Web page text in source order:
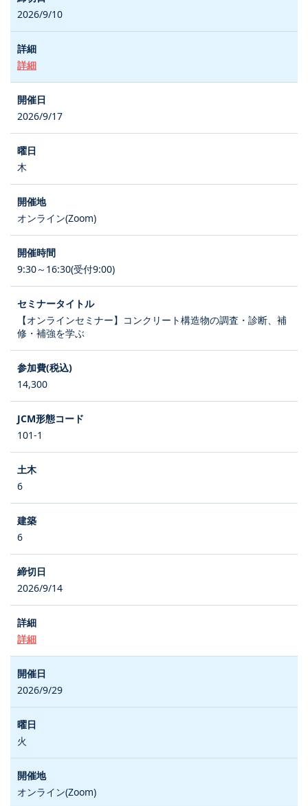
2026/9/10
詳細
2026/9/17
木
オンライン(Zoom)
9:30～16:30(受付9:00)
【オンラインセミナー】コンクリート構造物の調査・診断、補
修・補強を学ぶ
14,300
101-1
6
6
2026/9/14
詳細
2026/9/29
火
オンライン(Zoom)